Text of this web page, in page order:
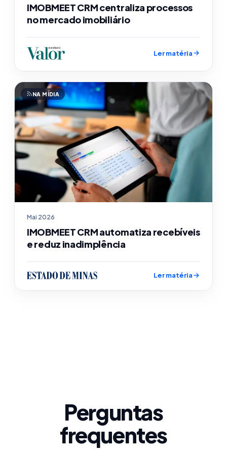
IMOBMEET CRM centraliza processos
no mercado imobiliário
Ler matéria
NA MÍDIA
Mai 2026
IMOBMEET CRM automatiza recebíveis
e reduz inadimplência
Ler matéria
Perguntas
frequentes